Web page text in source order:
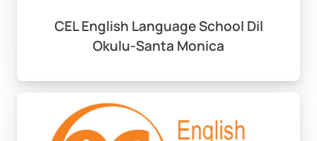
esnek başlangıç tarihleri sunar. 4 hafta’dan 1 yıla kadar
uzayabilen program seçenekleri, kısa dönemli yoğun
yaz aylarında düzenlenen programlar, şehrin ılıman
iklimi, sahil etkinlikleri ve kültürel aktiviteleriyle
CEL English Language School Dil
Okulu-Santa Monica